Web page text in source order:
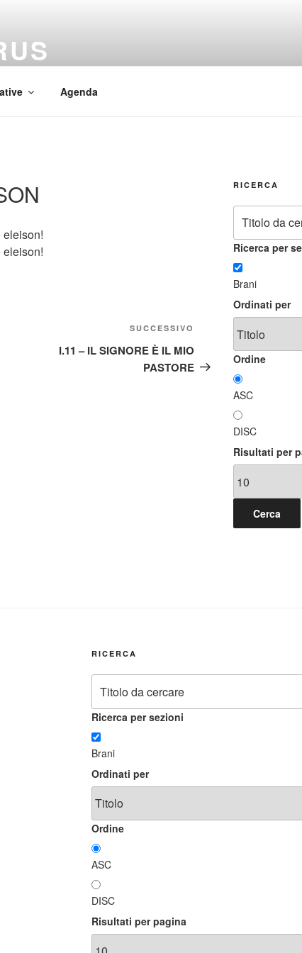
Agenda
eleison!
eleison!
successivo
SUCCESSIVO
I.11 – IL SIGNORE È IL MIO
PASTORE
RICERCA
Ricerca per
Brani
Ordinati per
Ordine
ASC
DISC
Risultati per
RICERCA
Ricerca per sezioni
Brani
Ordinati per
Ordine
ASC
DISC
Risultati per pagina